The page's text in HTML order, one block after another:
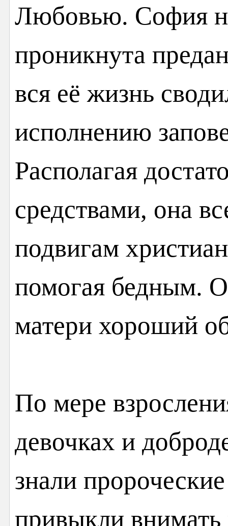
Любовью. София
проникнута
вся её жизнь
исполнению
Располагая
средствами, она
подвигам
помогая бедным.
матери хороший
По мере
девочках и
знали
привыкли